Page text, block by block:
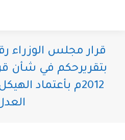
2012م بأعتماد